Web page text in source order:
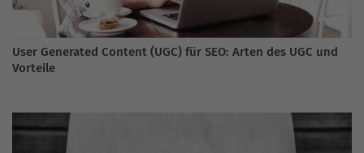
User Generated Content (UGC) für SEO: Arten des UGC und
Vorteile